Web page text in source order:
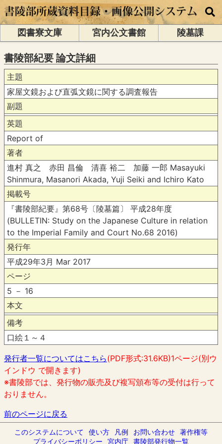
図書寮文庫 宮内公文書館 陵墓課
書陵部紀要 論文詳細
主題
家屋文鏡および直弧文鏡に関する調査報告
副題
英題
Report of
著者
進村 真之 赤田 昌倫 清喜 裕二 加藤 一郎 Masayuki
Shinmura, Masanori Akada, Yuji Seiki and Ichiro Kato
掲載号
『書陵部紀要』第68号〔陵墓篇〕 平成28年度
(BULLETIN: Study on the Japanese Culture in relation
to the Imperial Family and Court No.68 2016)
発行年
平成29年3月 Mar 2017
ページ
5 － 16
本文
備考
口絵１～４
発行者一覧についてはこちら(PDF形式:31.6KB)1ページ(別ウ
インドウ で開きます)
※書陵部では、発行物の販売及び複写頒布等の受付は行って
おりません。
前のページに戻る
このシステムについて 使い方 凡例 お問い合わせ 著作権等
プライバシーポリシー
宮内庁 書陵部発行物一覧